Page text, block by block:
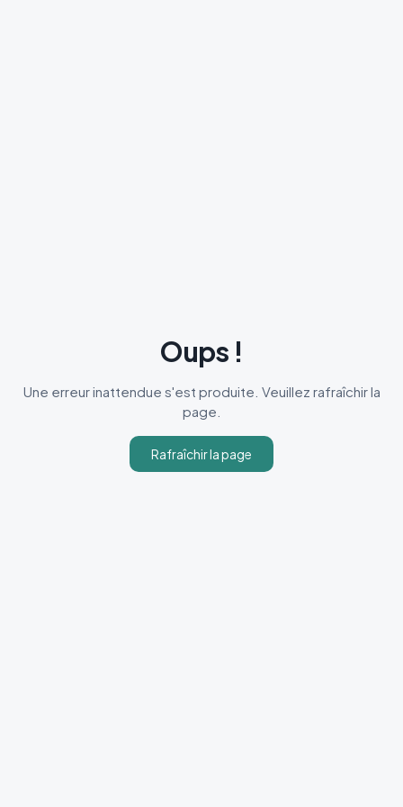
Oups !
Une erreur inattendue s'est produite. Veuillez rafraîchir la
page.
Rafraîchir la page